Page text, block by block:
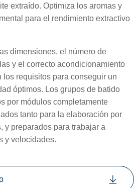
extraído. Optimiza los aromas y
para el rendimiento extractivo
dimensiones, el número de
y el correcto acondicionamiento
los requisitos para conseguir un
óptimos. Los grupos de batido
por módulos completamente
tanto para la elaboración por
y preparados para trabajar a
y velocidades.